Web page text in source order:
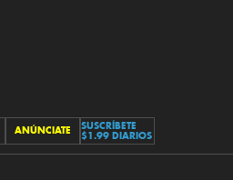
ANÚNCIATE
SUSCRÍBETE
$1.99 DIARIOS